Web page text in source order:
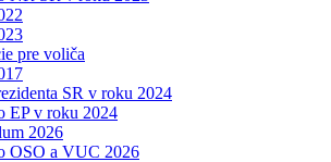
pre voliča
SR v roku 2024
EP v roku 2024
2026
OSO a VUC 2026